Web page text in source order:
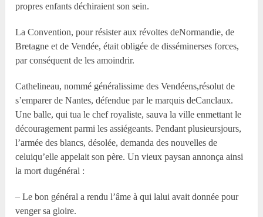
propres enfants déchiraient son sein.
La Convention, pour résister aux révoltes deNormandie, de
Bretagne et de Vendée, était obligée de disséminerses forces,
par conséquent de les amoindrir.
Cathelineau, nommé généralissime des Vendéens,résolut de
s’emparer de Nantes, défendue par le marquis deCanclaux.
Une balle, qui tua le chef royaliste, sauva la ville enmettant le
découragement parmi les assiégeants. Pendant plusieursjours,
l’armée des blancs, désolée, demanda des nouvelles de
celuiqu’elle appelait son père. Un vieux paysan annonça ainsi
la mort dugénéral :
– Le bon général a rendu l’âme à qui lalui avait donnée pour
venger sa gloire.